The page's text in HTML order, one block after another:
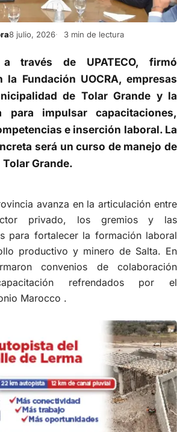
8 julio, 2026 3 min de lectura
través de UPATECO, firmó
la Fundación UOCRA, empresas
de Tolar Grande y la
para impulsar capacitaciones,
e inserción laboral. La
será un curso de manejo de
Grande.
avanza en la articulación entre
privado, los gremios y las
para fortalecer la formación laboral
productivo y minero de Salta. En
convenios de colaboración
refrendados por el
Marocco .